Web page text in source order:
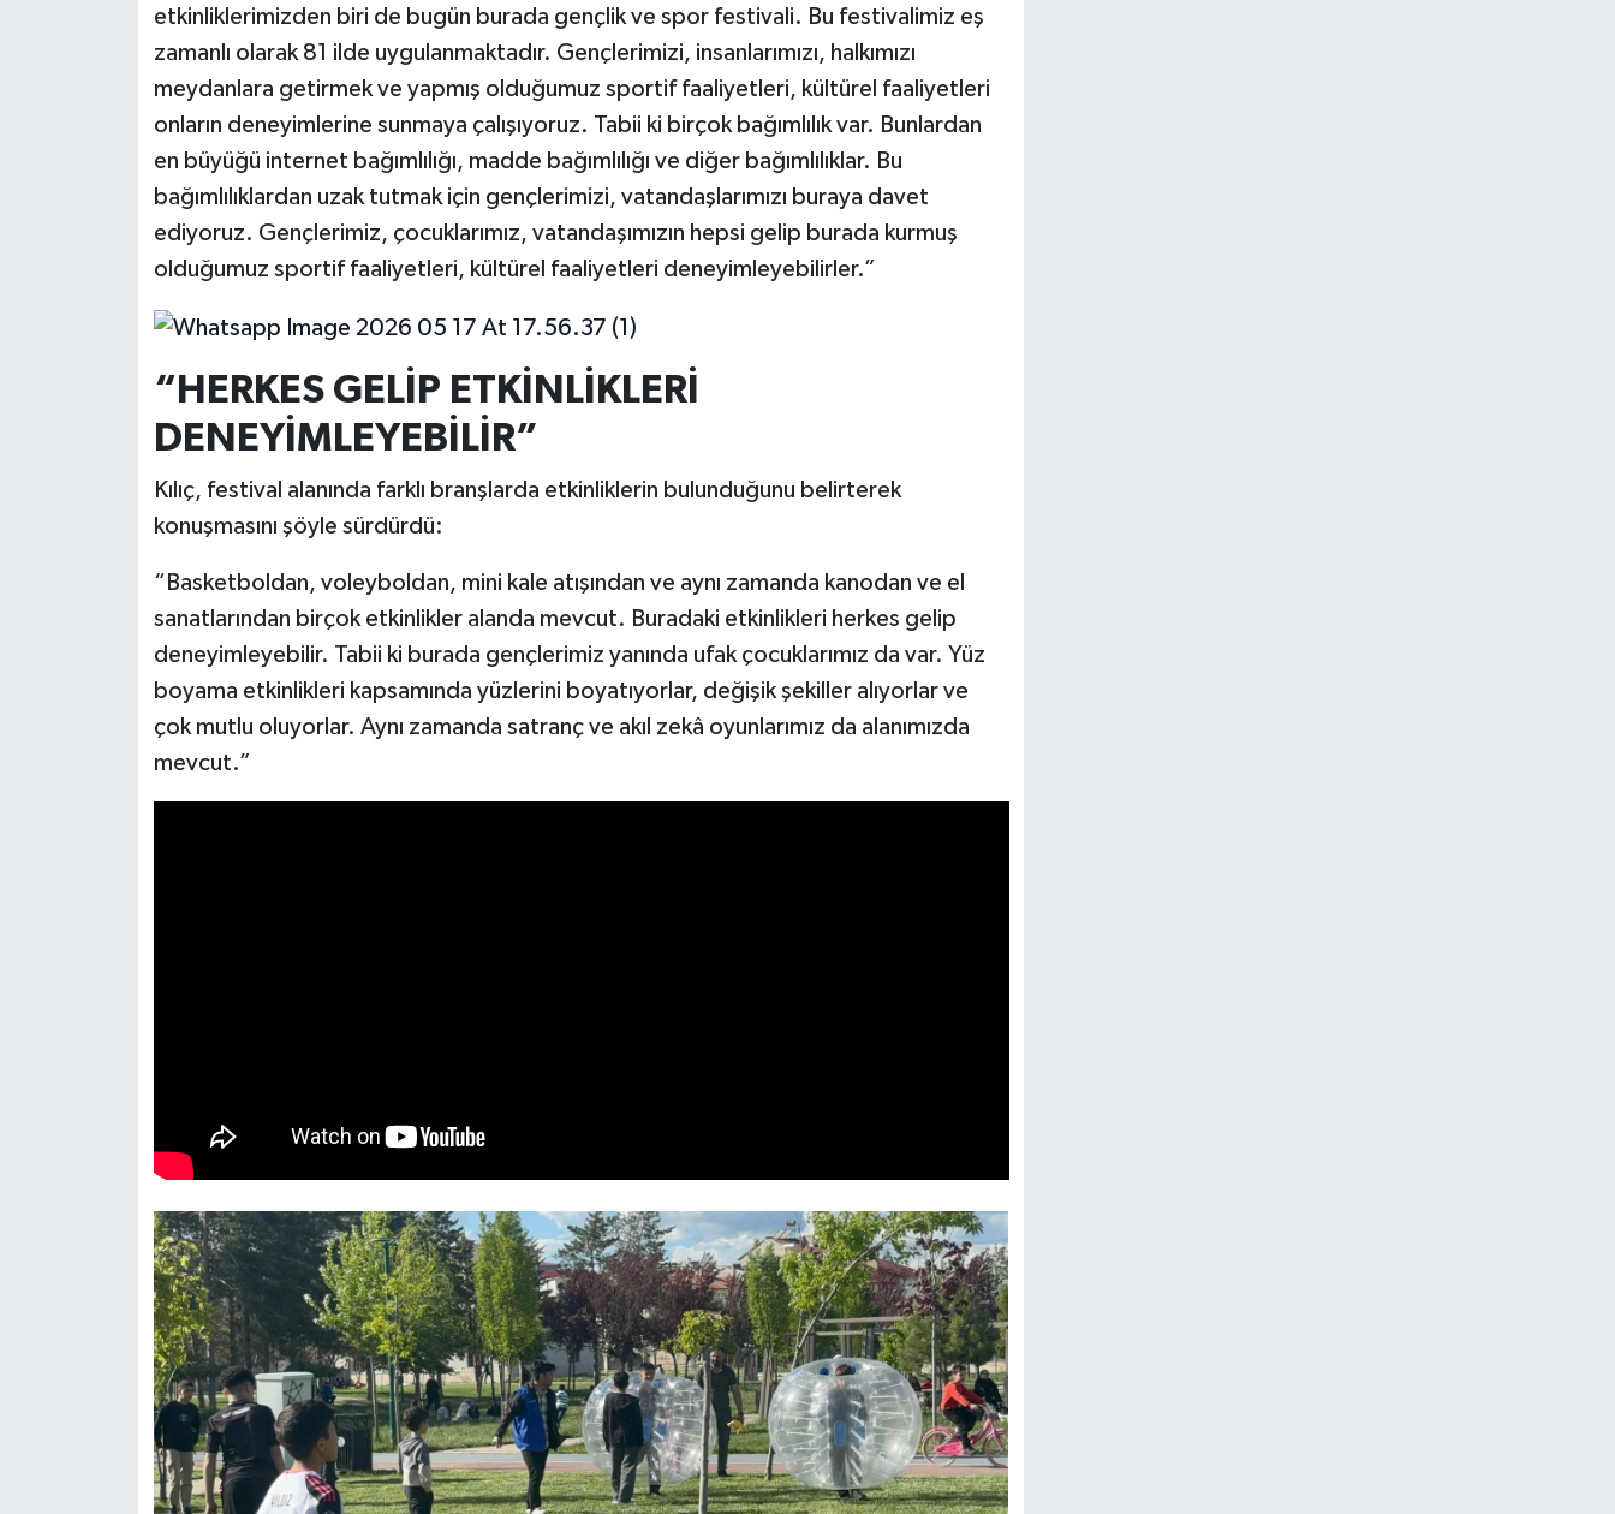
etkinliklerimizden biri de bugün burada gençlik ve spor festivali. Bu festivalimiz eş
zamanlı olarak 81 ilde uygulanmaktadır. Gençlerimizi, insanlarımızı, halkımızı
meydanlara getirmek ve yapmış olduğumuz sportif faaliyetleri, kültürel faaliyetleri
onların deneyimlerine sunmaya çalışıyoruz. Tabii ki birçok bağımlılık var. Bunlardan
en büyüğü internet bağımlılığı, madde bağımlılığı ve diğer bağımlılıklar. Bu
bağımlılıklardan uzak tutmak için gençlerimizi, vatandaşlarımızı buraya davet
ediyoruz. Gençlerimiz, çocuklarımız, vatandaşımızın hepsi gelip burada kurmuş
olduğumuz sportif faaliyetleri, kültürel faaliyetleri deneyimleyebilirler.”
“HERKES GELİP ETKİNLİKLERİ
DENEYİMLEYEBİLİR”
Kılıç, festival alanında farklı branşlarda etkinliklerin bulunduğunu belirterek
konuşmasını şöyle sürdürdü:
“Basketboldan, voleyboldan, mini kale atışından ve aynı zamanda kanodan ve el
sanatlarından birçok etkinlikler alanda mevcut. Buradaki etkinlikleri herkes gelip
deneyimleyebilir. Tabii ki burada gençlerimiz yanında ufak çocuklarımız da var. Yüz
boyama etkinlikleri kapsamında yüzlerini boyatıyorlar, değişik şekiller alıyorlar ve
çok mutlu oluyorlar. Aynı zamanda satranç ve akıl zekâ oyunlarımız da alanımızda
mevcut.”